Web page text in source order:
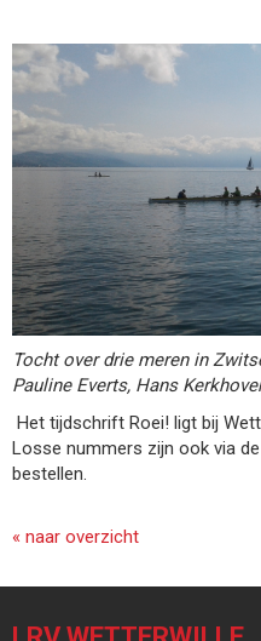
Tocht over drie meren in
Pauline Everts, Hans
Het tijdschrift Roei! ligt bij
Losse nummers zijn ook via de
bestellen.
« naar overzicht